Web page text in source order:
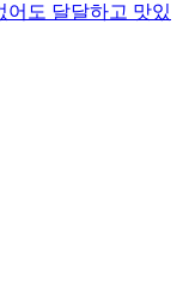
어도 달달하고 맛있